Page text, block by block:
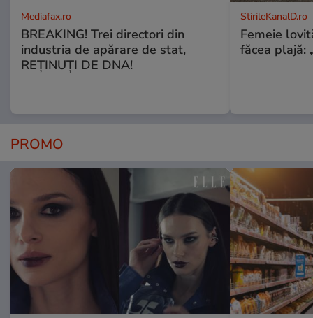
Mediafax.ro
BREAKING! Trei directori din
industria de apărare de stat,
REȚINUȚI DE DNA!
StirileKanalD.ro
Femeie
făcea plajă:
PROMO